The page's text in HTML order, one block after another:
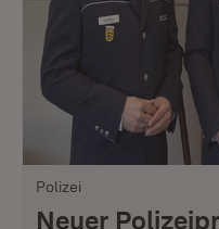
Polizei
Neuer